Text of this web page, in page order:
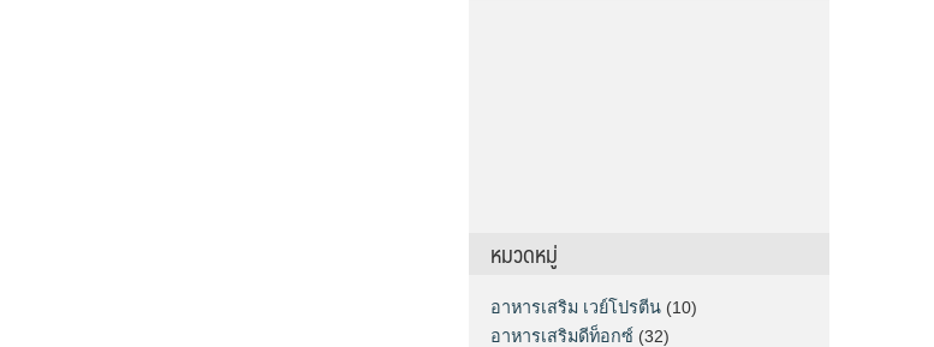
หมวดหมู่
อาหารเสริม เวย์โปรตีน (10)
อาหารเสริมดีท็อกซ์ (32)